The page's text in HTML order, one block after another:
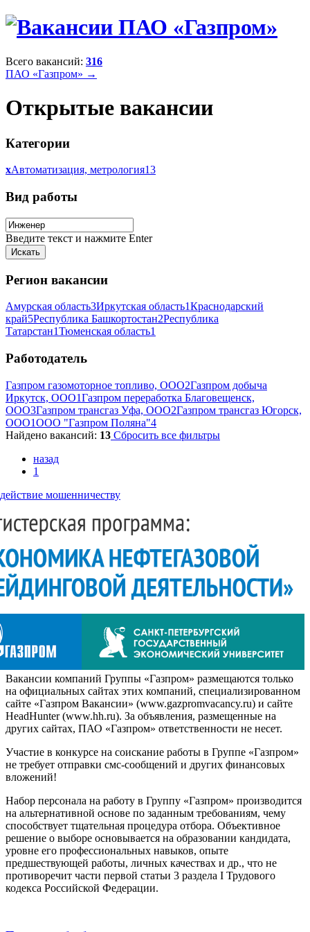
Всего вакансий: 316
ПАО «Газпром» →
Открытые вакансии
Категории
xАвтоматизация, метрология13
Вид работы
Введите текст и нажмите Enter
Регион вакансии
Амурская область3Иркутская область1Краснодарский
край5Республика Башкортостан2Республика
Татарстан1Тюменская область1
Работодатель
Газпром газомоторное топливо, ООО2Газпром добыча
Иркутск, ООО1Газпром переработка Благовещенск,
ООО3Газпром трансгаз Уфа, ООО2Газпром трансгаз Югорск,
ООО1ООО "Газпром Поляна"4
Найдено вакансий: 13 Сбросить все фильтры
назад
1
мошенничеству
Вакансии компаний Группы «Газпром» размещаются только
на официальных сайтах этих компаний, специализированном
сайте «Газпром Вакансии» (www.gazpromvacancy.ru) и сайте
HeadHunter (www.hh.ru). За объявления, размещенные на
других сайтах, ПАО «Газпром» ответственности не несет.
Участие в конкурсе на соискание работы в Группе «Газпром»
не требует отправки смс-сообщений и других финансовых
вложений!
Набор персонала на работу в Группу «Газпром» производится
на альтернативной основе по заданным требованиям, чему
способствует тщательная процедура отбора. Объективное
решение о выборе основывается на образовании кандидата,
уровне его профессиональных навыков, опыте
предшествующей работы, личных качествах и др., что не
противоречит части первой статьи 3 раздела I Трудового
кодекса Российской Федерации.